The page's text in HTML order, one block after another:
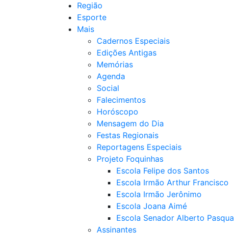
Região
Esporte
Mais
Cadernos Especiais
Edições Antigas
Memórias
Agenda
Social
Falecimentos
Horóscopo
Mensagem do Dia
Festas Regionais
Reportagens Especiais
Projeto Foquinhas
Escola Felipe dos Santos
Escola Irmão Arthur Francisco
Escola Irmão Jerônimo
Escola Joana Aimé
Escola Senador Alberto
Assinantes